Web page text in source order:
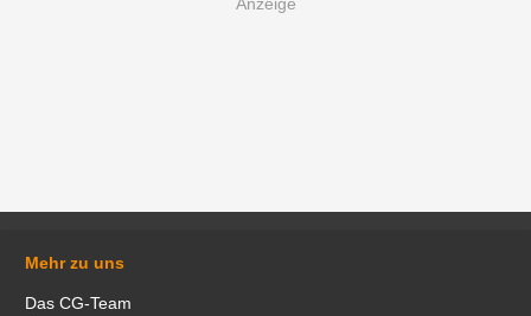
Mehr zu uns
Das CG-Team